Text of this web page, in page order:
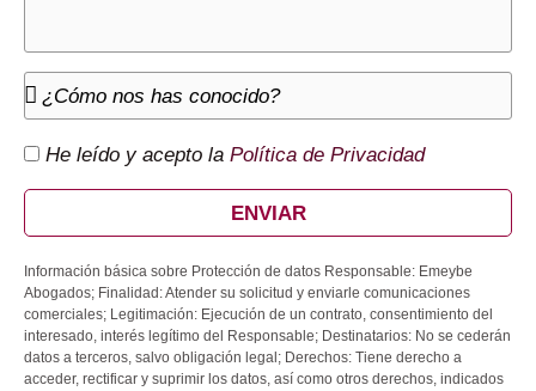
He leído y acepto la Política de Privacidad
ENVIAR
Información básica sobre Protección de datos Responsable: Emeybe
Abogados; Finalidad: Atender su solicitud y enviarle comunicaciones
comerciales; Legitimación: Ejecución de un contrato, consentimiento del
interesado, interés legítimo del Responsable; Destinatarios: No se cederán
datos a terceros, salvo obligación legal; Derechos: Tiene derecho a
acceder, rectificar y suprimir los datos, así como otros derechos, indicados